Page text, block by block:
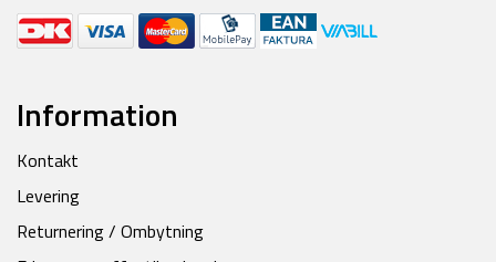
Information
Kontakt
Levering
Returnering / Ombytning